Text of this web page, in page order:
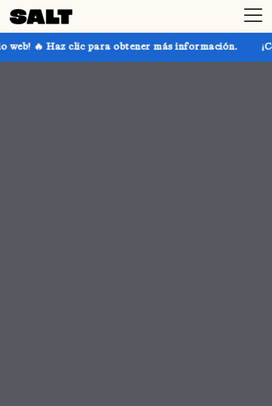
obtener más información. ¡Consigue hasta un 30